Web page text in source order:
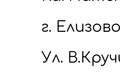
г.
Ул.